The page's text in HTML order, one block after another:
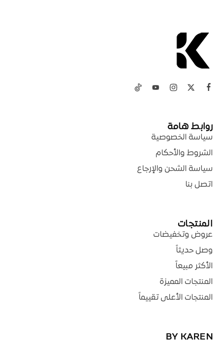
روابط هامة
سياسة الخصوصية
الشروط والأحكام
سياسة الشحن والإرجاع
اتصل بنا
المنتجات
عروض وتخفيضات
وصل حديثاً
الأكثر مبيعاً
المنتجات المميزة
المنتجات الأعلى تقييماً
BY KAREN